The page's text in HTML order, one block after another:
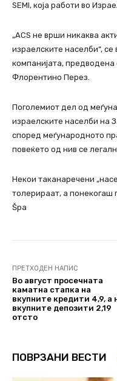
SEMI, која работи во
„ACS не врши никаква
израелските населби“,
компанијата,
Флорентино Перез.
Поголемиот дел од
израелските населби на
според меѓународното
повеќето од нив се
Некои таканаречени
толерираат, а понекогаш
Špa
ПРЕТХОДЕН НАПИС
Во август просечната
каматна стапка на
вкупните кредити 4,9, а
вкупните депозити 2,19
отсто
ПОВРЗАНИ ВЕСТИ